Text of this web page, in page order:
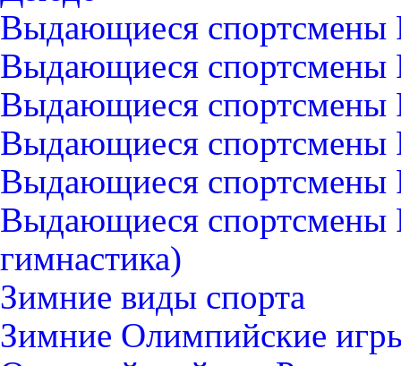
Выдающиеся спортсмены
Выдающиеся спортсмены
Выдающиеся
Выдающиеся спортсмены
Выдающиеся спортсмены
Выдающиеся спортсмены
гимнастика)
Зимние виды спорта
Зимние Олимпийские